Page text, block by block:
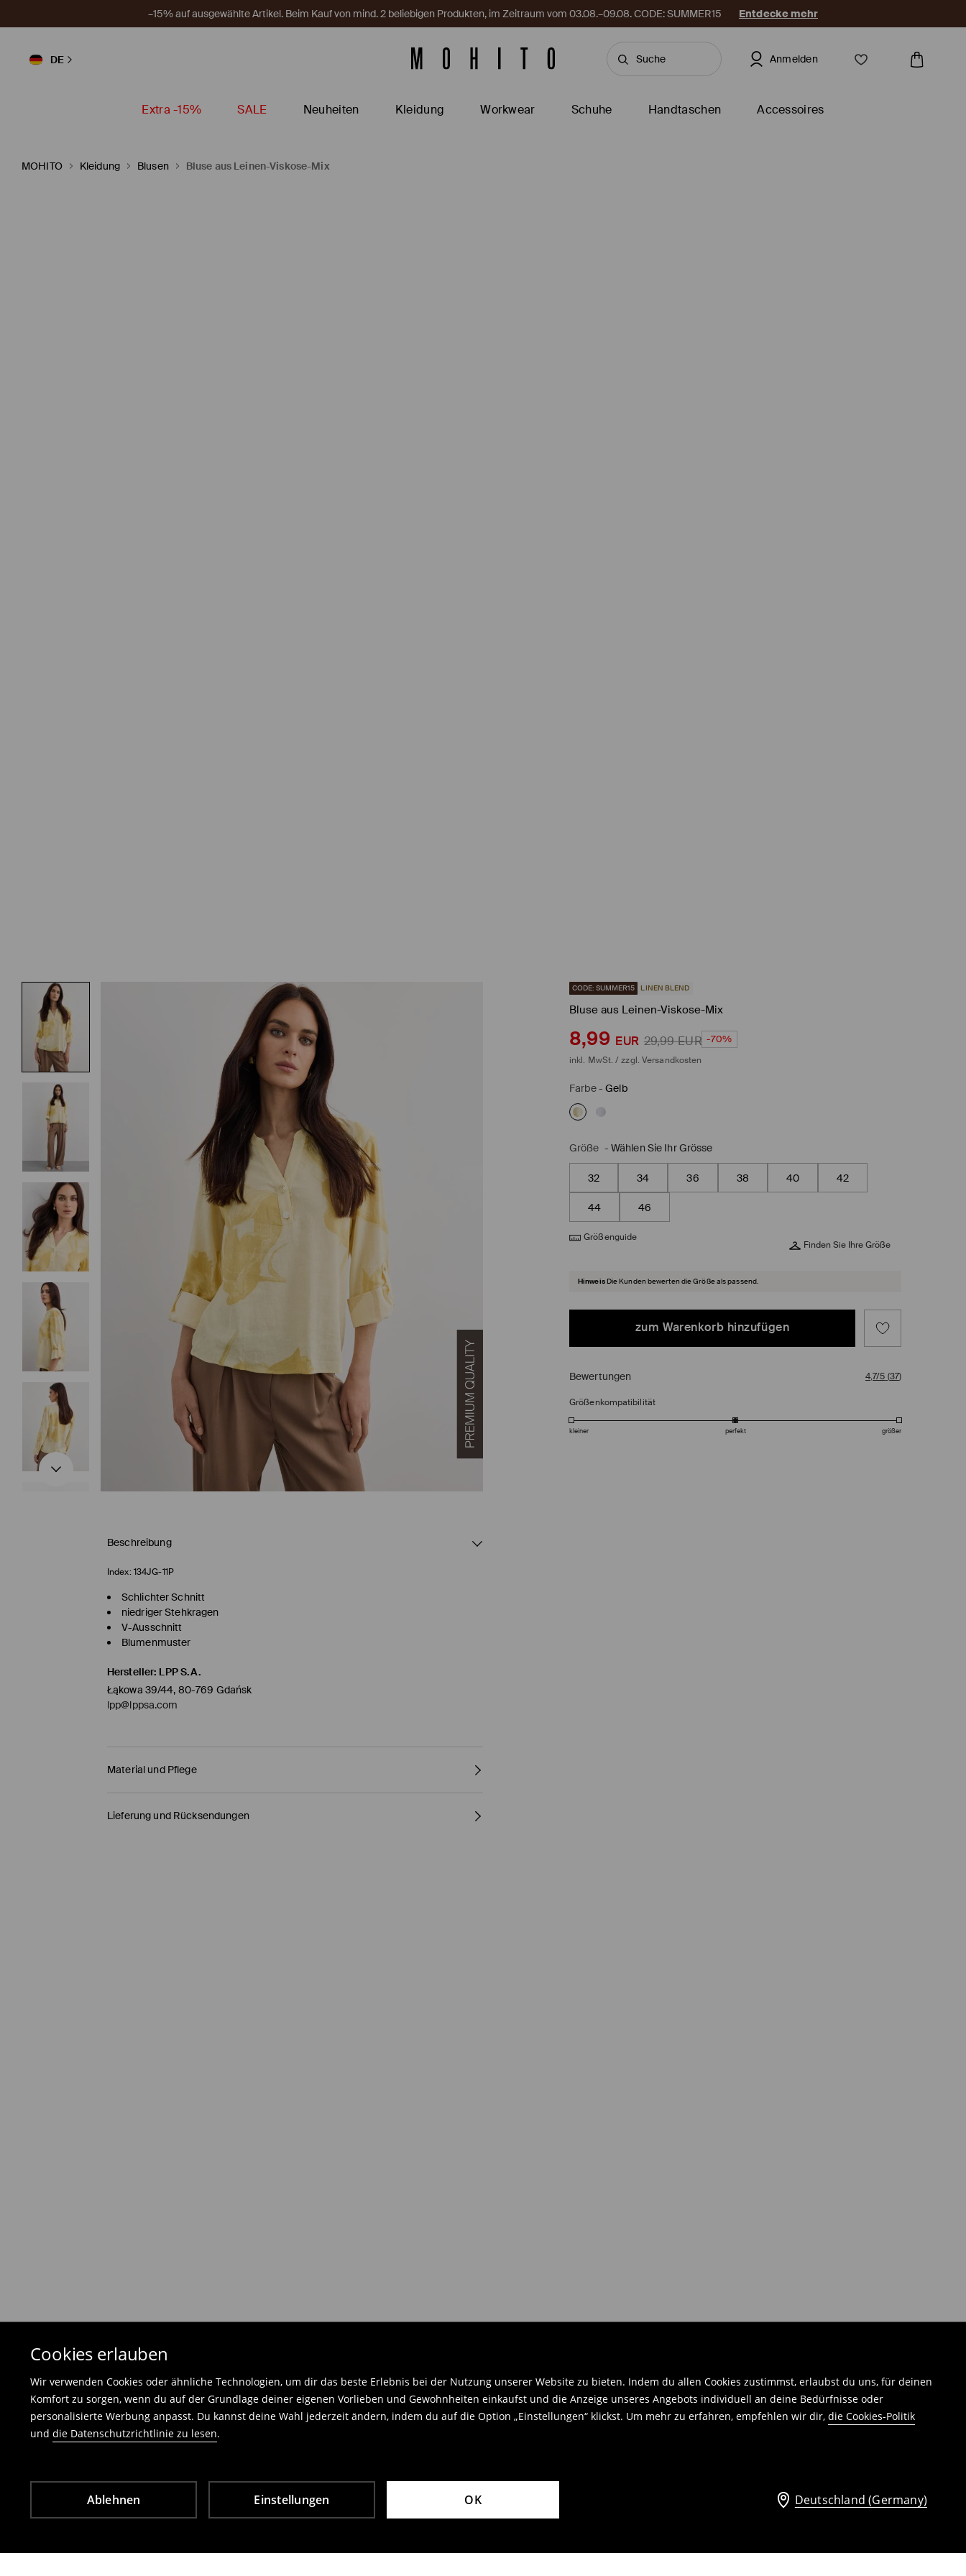
Cookies erlauben
Wir verwenden Cookies oder ähnliche Technologien, um dir das beste Erlebnis bei der Nutzung unserer Website zu bieten. Indem du allen Cookies zustimmst, erlaubst du uns, für deinen
Komfort zu sorgen, wenn du auf der Grundlage deiner eigenen Vorlieben und Gewohnheiten einkaufst und die Anzeige unseres Angebots individuell an deine Bedürfnisse oder
personalisierte Werbung anpasst. Du kannst deine Wahl jederzeit ändern, indem du auf die Option „Einstellungen“ klickst. Um mehr zu erfahren, empfehlen wir dir, die Cookies-Politik
und die Datenschutzrichtlinie zu lesen.
Ablehnen Einstellungen OK Deutschland (Germany)
–15% auf ausgewählte Artikel. Beim Kauf von mind. 2 beliebigen Produkten, im Zeitraum vom 03.08.–09.08. CODE: SUMMER15 Entdecke mehr
DE Anmelden
Extra -15% SALE Neuheiten Kleidung Workwear Schuhe Handtaschen Accessoires
MOHITO Kleidung Blusen Bluse aus Leinen-Viskose-Mix
CODE: SUMMER15 LINEN BLEND
Bluse aus Leinen-Viskose-Mix
8,99 EUR 29,99EUR -70%
inkl. MwSt. / zzgl. Versandkosten
Farbe-Gelb
Größe - Wählen Sie Ihr Grösse
32 34 36 38 40 42
44 46
Größenguide
Finden Sie Ihre Größe
Hinweis Die Kunden bewerten die Größe als passend.
zum Warenkorb hinzufügen
Bewertungen 4,7/5 (37)
Größenkompatibilität
kleiner perfekt größer
Beschreibung
Index: 134JG-11P
Schlichter Schnitt
niedriger Stehkragen
V-Ausschnitt
Blumenmuster
Hersteller: LPP S.A.
Łąkowa 39/44, 80-769 Gdańsk
lpp@lppsa.com
Material und Pflege
ERSTER STOFF: 55% LEINEN, 45% VISKOSE
Lieferung und Rücksendungen